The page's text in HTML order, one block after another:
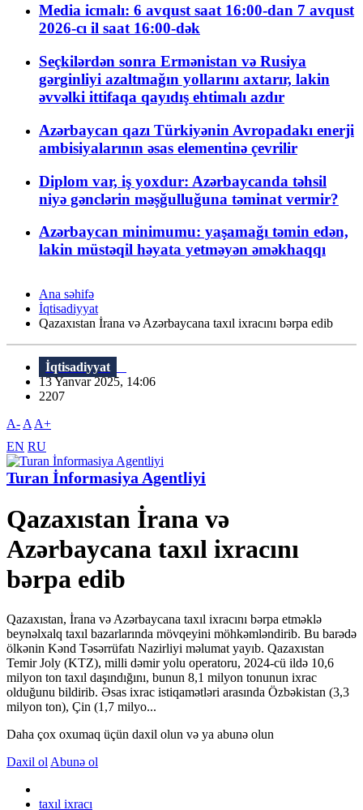
Media icmalı: 6 avqust saat 16:00-dan 7 avqust
2026-cı il saat 16:00-dək
Seçkilərdən sonra Ermənistan və Rusiya
gərginliyi azaltmağın yollarını axtarır, lakin
əvvəlki ittifaqa qayıdış ehtimalı azdır
Azərbaycan qazı Türkiyənin Avropadakı enerji
ambisiyalarının əsas elementinə çevrilir
Diplom var, iş yoxdur: Azərbaycanda təhsil
niyə gənclərin məşğulluğuna təminat vermir?
Azərbaycan minimumu: yaşamağı təmin edən,
lakin müstəqil həyata yetməyən əməkhaqqı
Ana səhifə
İqtisadiyyat
Qazaxıstan İrana və Azərbaycana taxıl ixracını bərpa edib
İqtisadiyyat
13 Yanvar 2025, 14:06
2207
A- A A+
EN RU
Turan İnformasiya Agentliyi
Qazaxıstan İrana və
Azərbaycana taxıl ixracını
bərpa edib
Qazaxıstan, İrana və Azərbaycana taxıl ixracını bərpa etməklə
beynəlxalq taxıl bazarlarında mövqeyini möhkəmləndirib. Bu barədə
ölkənin Kənd Təsərrüfatı Nazirliyi məlumat yayıb. Qazaxıstan
Temir Joly (KTZ), milli dəmir yolu operatoru, 2024-cü ildə 10,6
milyon ton taxıl daşındığını, bunun 8,1 milyon tonunun ixrac
olduğunu bildirib. Əsas ixrac istiqamətləri arasında Özbəkistan (3,3
milyon ton), Çin (1,7 milyo...
Daha çox oxumaq üçün daxil olun və ya abunə olun
Daxil ol Abunə ol
taxıl ixracı